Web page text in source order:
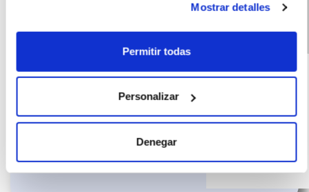
Mostrar detalles
Permitir todas
Personalizar
Denegar
Combi N1 You M
347
€/mes
(IVA
72